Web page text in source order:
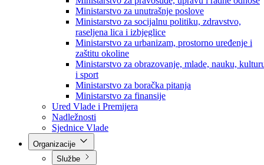
Ministarstva
Ministarstvo za privredu
Ministarstvo za pravosuđe, upravu i radne odnose
Ministarstvo za unutrašnje poslove
Ministarstvo za socijalnu politiku, zdravstvo,
raseljena lica i izbjeglice
Ministarstvo za urbanizam, prostorno uređenje i
zaštitu okoline
Ministarstvo za obrazovanje, mlade, nauku,
i sport
Ministarstvo za boračka pitanja
Ministarstvo za finansije
Ured Vlade i Premijera
Nadležnosti
Sjednice Vlade